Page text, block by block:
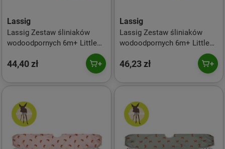
Lassig
Lassig Zestaw śliniaków
wodoodpornych 6m+ Little
44,40 zł
Lassig
Lassig Zestaw śliniaków
wodoodpornych 6m+ Little
46,23 zł